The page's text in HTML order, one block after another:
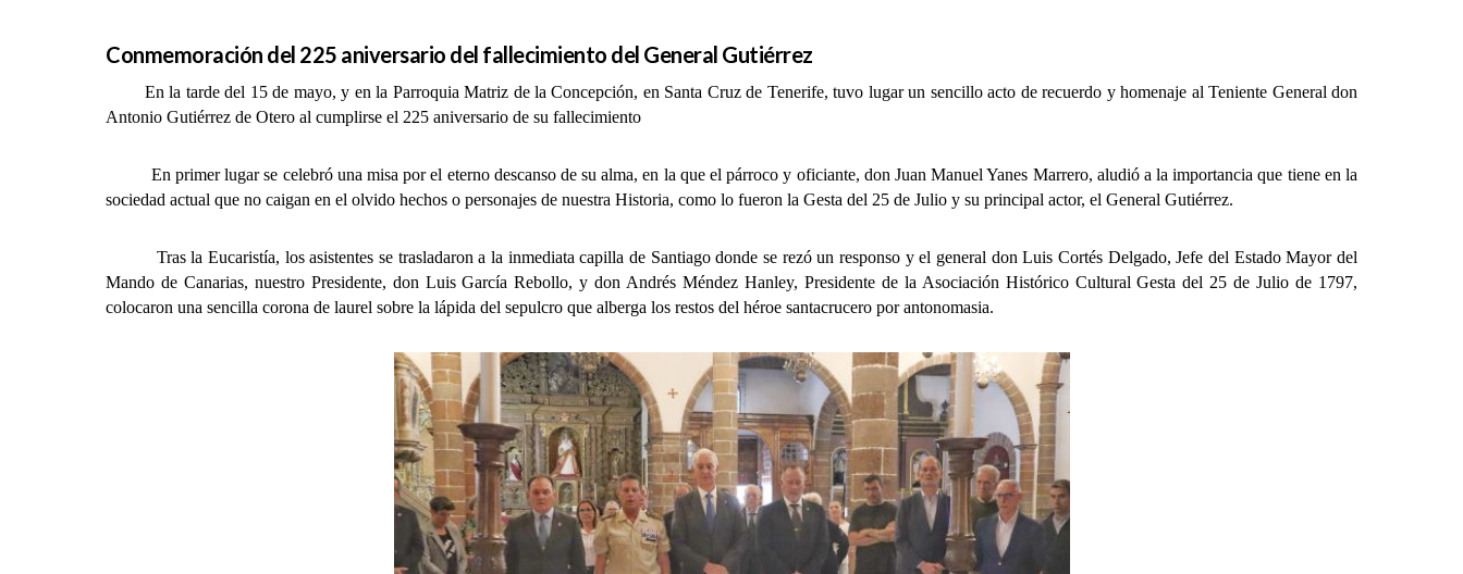
Conmemoración del 225 aniversario del fallecimiento del General Gutiérrez
En la tarde del 15 de mayo, y en la Parroquia Matriz de la Concepción, en Santa Cruz de Tenerife, tuvo lugar un sencillo acto de recuerdo y homenaje al Teniente General don
Antonio Gutiérrez de Otero al cumplirse el 225 aniversario de su fallecimiento
En primer lugar se celebró una misa por el eterno descanso de su alma, en la que el párroco y oficiante, don Juan Manuel Yanes Marrero, aludió a la importancia que tiene en la
sociedad actual que no caigan en el olvido hechos o personajes de nuestra Historia, como lo fueron la Gesta del 25 de Julio y su principal actor, el General Gutiérrez.
Tras la Eucaristía, los asistentes se trasladaron a la inmediata capilla de Santiago donde se rezó un responso y el general don Luis Cortés Delgado, Jefe del Estado Mayor del
Mando de Canarias, nuestro Presidente, don Luis García Rebollo, y don Andrés Méndez Hanley, Presidente de la Asociación Histórico Cultural Gesta del 25 de Julio de 1797,
colocaron una sencilla corona de laurel sobre la lápida del sepulcro que alberga los restos del héroe santacrucero por antonomasia.